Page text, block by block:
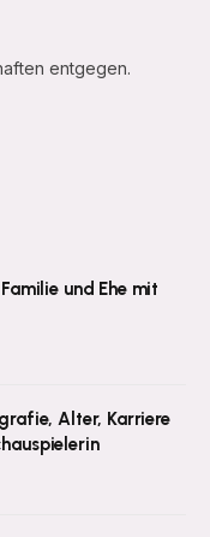
entgegen.
und Ehe mit
Alter, Karriere